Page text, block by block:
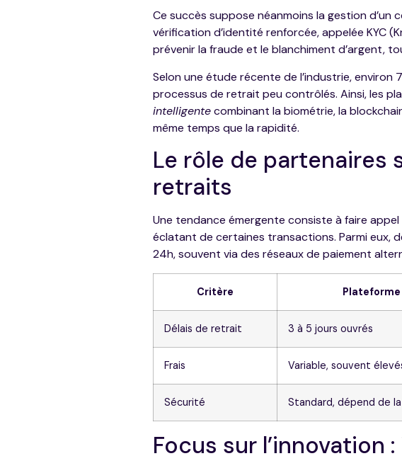
Ce succès suppose néanmoins la gestion
vérification d’identité renforcée, appelée KYC
prévenir la fraude et le blanchiment d’argent,
Selon une étude récente de l’industrie,
processus de retrait peu contrôlés. Ainsi, les
intelligentecombinant la biométrie, la
même temps que la rapidité.
Le rôle de partenaires
retraits
Une tendance émergente consiste à faire
éclatant de certaines transactions. Parmi eux,
24h, souvent via des réseaux de paiement
Critère
Délais de retrait 3 à 5 jours ouvrés
Frais Variable, souvent
Sécurité Standard, dépend de
Focus sur